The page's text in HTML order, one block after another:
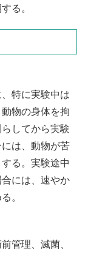
る。
特に実験中は
物の身体を拘
してから実験
は、動物が苦
る。実験途中
には、速やか
。
管理、滅菌、